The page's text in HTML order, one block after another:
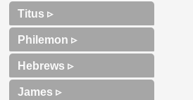
Titus ▹
Philemon ▹
Hebrews ▹
James ▹